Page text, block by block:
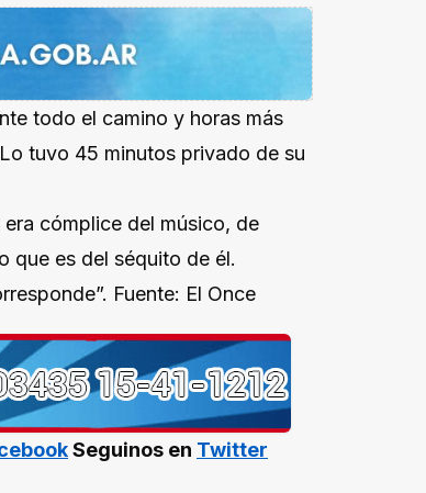
todo el camino y horas más
tuvo 45 minutos privado de su
cómplice del músico, de
que es del séquito de él.
Fuente: El Once
Seguinos en Twitter